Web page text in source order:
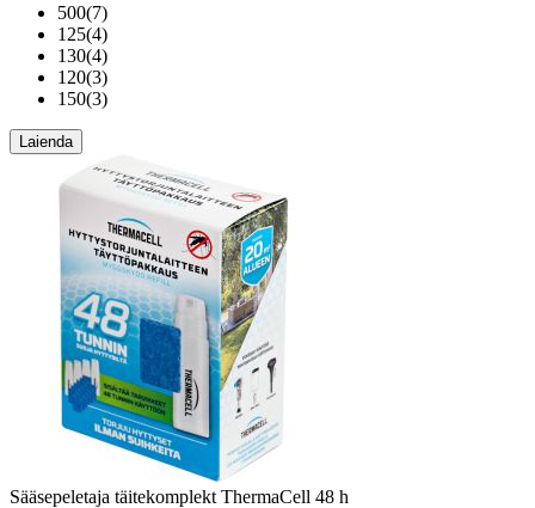
500(7)
125(4)
130(4)
120(3)
150(3)
Laienda
Sääsepeletaja täitekomplekt ThermaCell 48 h